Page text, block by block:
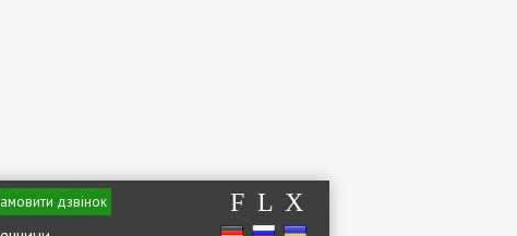
F L X
дзвінок